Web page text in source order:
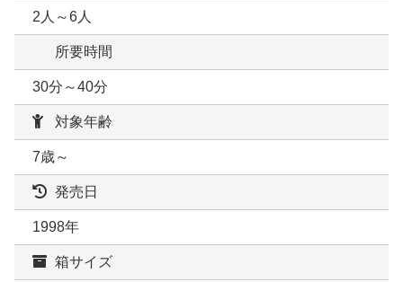
2人～6人
所要時間
30分～40分
対象年齢
7歳～
発売日
1998年
箱サイズ